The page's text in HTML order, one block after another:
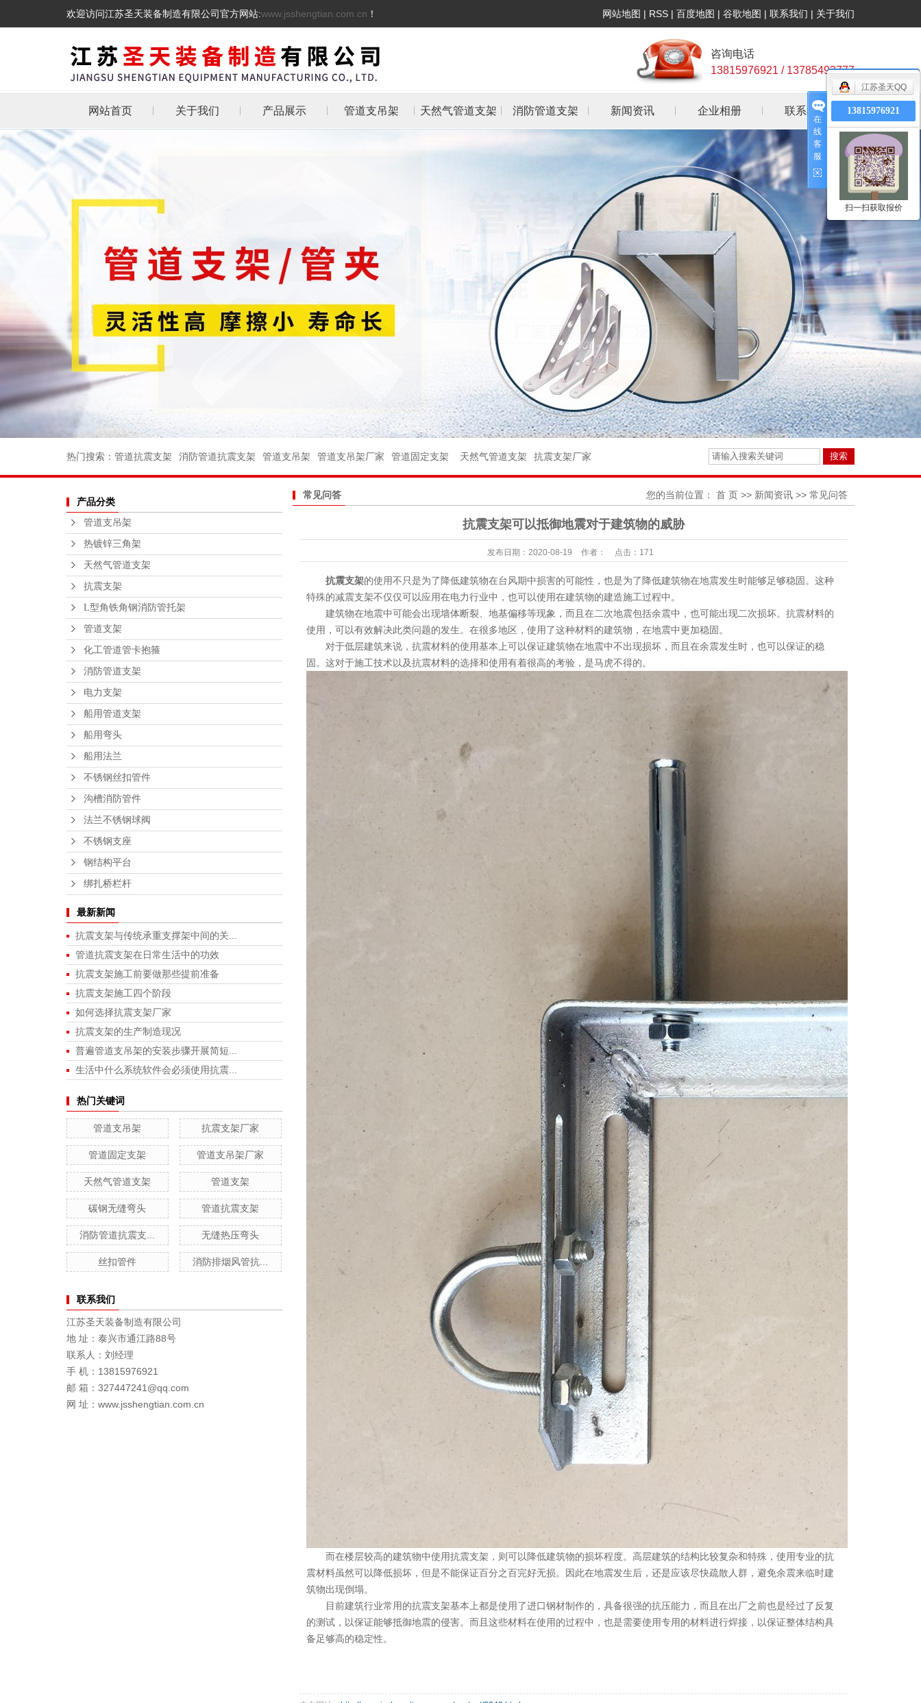
欢迎访问江苏圣天装备制造有限公司官方网站:www.jsshengtian.com.cn ！ 网站地图 | RSS | 百度地图 | 谷歌地图 | 联系我们 | 关于我们
咨询电话
13815976921 / 13785493777
网站首页 关于我们 产品展示
L型角铁角钢消防管
托架
管道支架
消防管道支架
不锈钢丝扣管件
沟槽消防管件
法兰不锈钢球阀
不锈钢支座
钢结构平台
管道支吊架 天然气管道支架 消防管道支架 新闻资讯
公司新闻
行业资讯
常见问答
企业相册 联系我们
热门搜索： 管道抗震支架 消防管道抗震支架 管道支吊架 管道支吊架厂家 管道固定支架 天然气管道支架 抗震支架厂家
产品分类
管道支吊架
热镀锌三角架
天然气管道支架
抗震支架
L型角铁角钢消防管托架
管道支架
化工管道管卡抱箍
消防管道支架
电力支架
船用管道支架
船用弯头
船用法兰
不锈钢丝扣管件
沟槽消防管件
法兰不锈钢球阀
不锈钢支座
钢结构平台
绑扎桥栏杆
最新新闻
抗震支架与传统承重支撑架中间的关...
管道抗震支架在日常生活中的功效
抗震支架施工前要做那些提前准备
抗震支架施工四个阶段
如何选择抗震支架厂家
抗震支架的生产制造现况
普遍管道支吊架的安装步骤开展简短...
生活中什么系统软件会必须使用抗震...
热门关键词
管道支吊架 抗震支架厂家
管道固定支架 管道支吊架厂家
天然气管道支架 管道支架
碳钢无缝弯头 管道抗震支架
消防管道抗震支... 无缝热压弯头
丝扣管件 消防排烟风管抗...
联系我们
江苏圣天装备制造有限公司
地 址：泰兴市通江路88号
联系人：刘经理
手 机：13815976921
邮 箱：327447241@qq.com
网 址：www.jsshengtian.com.cn
常见问答 您的当前位置： 首 页 >> 新闻资讯 >> 常见问答
抗震支架可以抵御地震对于建筑物的威胁
发布日期： 2020-08-19 作者： 点击： 171
抗震支架的使用不只是为了降低建筑物在台风期中损害的可能性，也是为了降低建筑物在地震发生时能够足够稳固。这种
特殊的减震支架不仅仅可以应用在电力行业中，也可以使用在建筑物的建造施工过程中。
建筑物在地震中可能会出现墙体断裂、地基偏移等现象，而且在二次地震包括余震中，也可能出现二次损坏。抗震材料的
使用，可以有效解决此类问题的发生。在很多地区，使用了这种材料的建筑物，在地震中更加稳固。
对于低层建筑来说，抗震材料的使用基本上可以保证建筑物在地震中不出现损坏，而且在余震发生时，也可以保证的稳
固。这对于施工技术以及抗震材料的选择和使用有着很高的考验，是马虎不得的。
而在楼层较高的建筑物中使用抗震支架，则可以降低建筑物的损坏程度。高层建筑的结构比较复杂和特殊，使用专业的抗
震材料虽然可以降低损坏，但是不能保证百分之百完好无损。因此在地震发生后，还是应该尽快疏散人群，避免余震来临时建
筑物出现倒塌。
目前建筑行业常用的抗震支架基本上都是使用了进口钢材制作的，具备很强的抗压能力，而且在出厂之前也是经过了反复
的测试，以保证能够抵御地震的侵害。而且这些材料在使用的过程中，也是需要使用专用的材料进行焊接，以保证整体结构具
备足够高的稳定性。
在
线
客
服
江苏圣天QQ
13815976921
扫一扫获取报价